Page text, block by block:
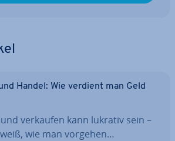
Handel: Wie verdient man Geld
verkaufen kann lukrativ sein –
wie man vorgehen…